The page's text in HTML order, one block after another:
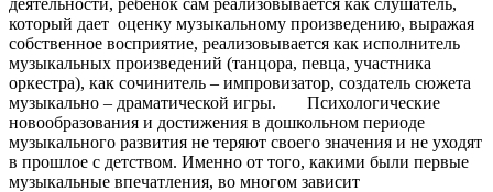
который дает оценку музыкальному произведению, выражая
собственное восприятие, реализовывается как исполнитель
музыкальных произведений (танцора, певца, участника
оркестра), как сочинитель – импровизатор, создатель сюжета
музыкально – драматической игры.
Психологические
новообразования и достижения в дошкольном периоде
музыкального развития не теряют своего значения и не уходят
в прошлое с детством. Именно от того, какими были первые
музыкальные впечатления, во многом зависит